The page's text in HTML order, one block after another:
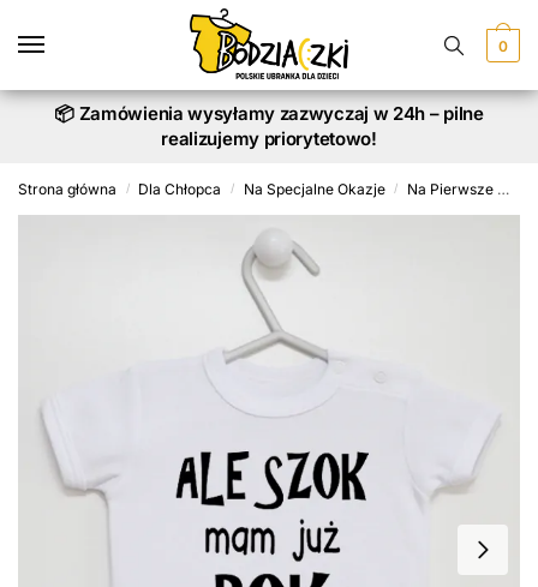
0
📦 Zamówienia wysyłamy zazwyczaj w 24h – pilne
realizujemy priorytetowo!
Strona główna / Dla Chłopca / Na Specjalne Okazje / Na Pierwsze Urodziny